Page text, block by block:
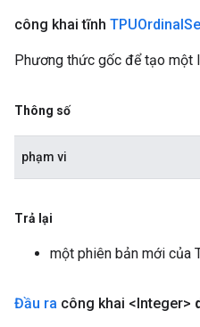
công khai tĩnh TPUOrdinal
Phương thức gốc để tạo một
Thông số
phạm vi
Trả lại
một phiên bản mới của
Đầu ra công khai <Integer>